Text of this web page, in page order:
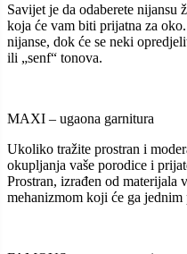
Savijet je da odaberete nijansu
koja će vam biti prijatna za
nijanse, dok će se neki
ili „senf“ tonova.
MAXI – ugaona garnitura
Ukoliko tražite prostran i
okupljanja vaše porodice i
Prostran, izrađen od materijala
mehanizmom koji će ga